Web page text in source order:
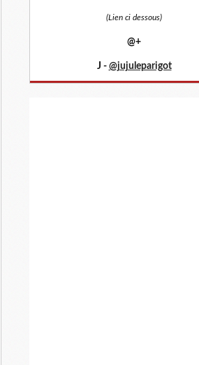
(Lien ci dessous)
@+
J - @jujuleparigot